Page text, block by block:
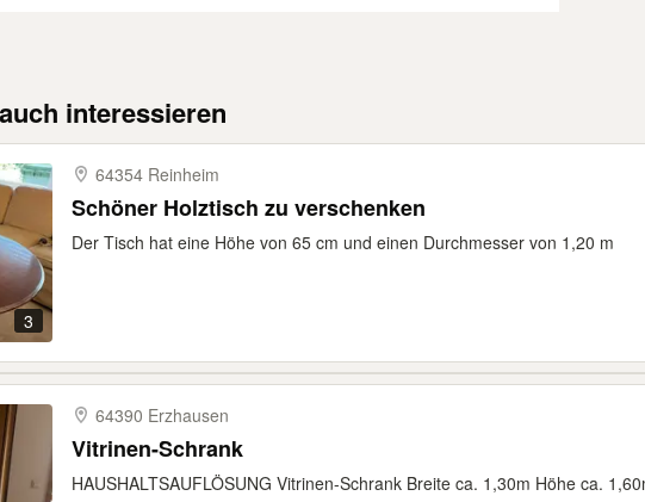
interessieren
3
64354 Reinheim
Schöner Holztisch zu verschenken
Der Tisch hat eine Höhe von 65 cm und einen Durchmesser von 1,20 m
64390 Erzhausen
Vitrinen-Schrank
HAUSHALTSAUFLÖSUNG Vitrinen-Schrank Breite ca. 1,30m Höhe ca.